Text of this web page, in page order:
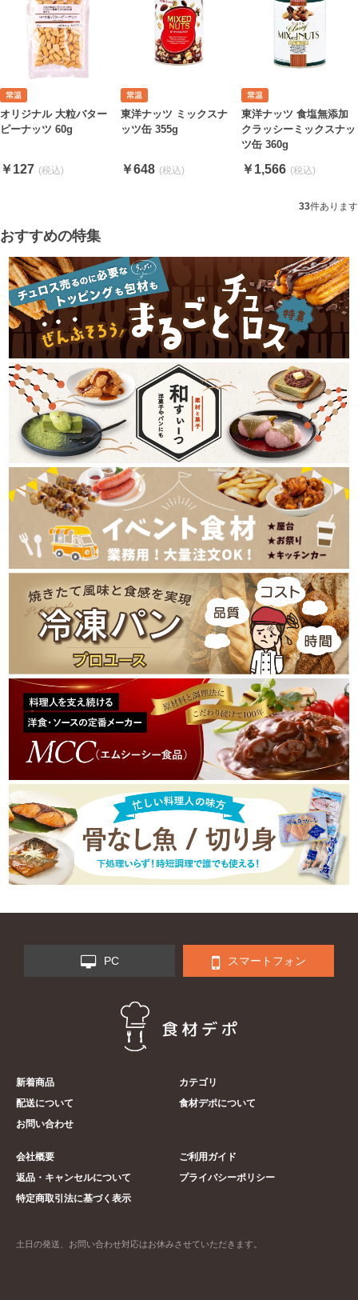
オリジナル 大粒バター
ピーナッツ 60g
￥127
東洋ナッツ ミックスナ
ッツ缶 355g
￥648
東洋ナッツ 食塩無添加
クラッシーミックスナッ
ツ缶 360g
￥1,566
33件あります
おすすめの特集
PC スマートフォン
新着商品
カテゴリ
配送について
食材デポについて
お問い合わせ
会社概要
ご利用ガイド
返品・キャンセルについて
プライバシーポリシー
特定商取引法に基づく表示
土日の発送、お問い合わせ対応はお休みさせていただきます。